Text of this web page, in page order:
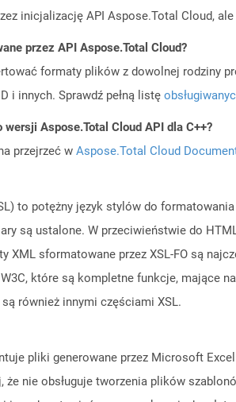
inicjalizację API Aspose.Total Cloud,
przez API Aspose.Total Cloud?
formaty plików z dowolnej rodziny
i innych. Sprawdź pełną listę
Aspose.Total Cloud API dla C++?
przejrzeć w Aspose.Total Cloud
to potężny język stylów do
są ustalone. W przeciwieństwie do
XML sformatowane przez XSL-FO są
które są kompletne funkcje, mające
są również innymi częściami XSL.
pliki generowane przez Microsoft
że nie obsługuje tworzenia plików